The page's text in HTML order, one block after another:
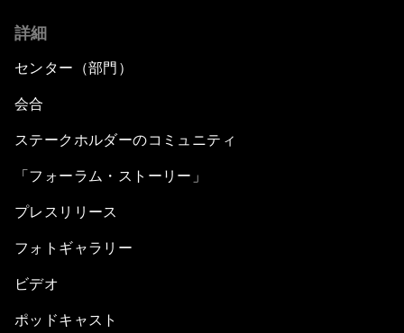
詳細
センター（部門）
会合
ステークホルダーのコミュニティ
「フォーラム・ストーリー」
プレスリリース
フォトギャラリー
ビデオ
ポッドキャスト